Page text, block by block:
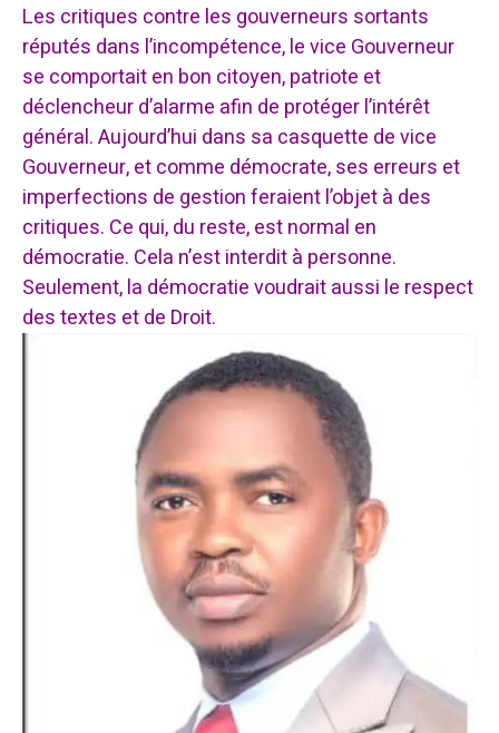
Les critiques contre les gouverneurs sortants
réputés dans l’incompétence, le vice Gouverneur
se comportait en bon citoyen, patriote et
déclencheur d’alarme afin de protéger l’intérêt
général. Aujourd’hui dans sa casquette de vice
Gouverneur, et comme démocrate, ses erreurs et
imperfections de gestion feraient l’objet à des
critiques. Ce qui, du reste, est normal en
démocratie. Cela n’est interdit à personne.
Seulement, la démocratie voudrait aussi le respect
des textes et de Droit.